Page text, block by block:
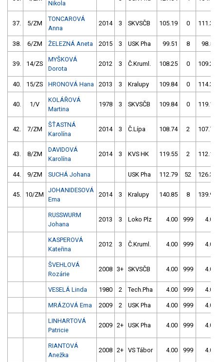
Nikola
37. 5/ZM
TONCAROVÁ
Anna
2014 3 SKVSČB 105.19 0 111.37
38. 6/ZM ŽELEZNÁ Aneta 2015 3 USK Pha 99.51 8 98.58
39. 14/ZS
MYŠKOVÁ
Dorota
2012 3 Č.Kruml. 108.25 0 109.23
40. 15/ZS HRONOVÁ Hana 2013 3 Kralupy 109.84 0 114.36
40. 1/V
KOLÁŘOVÁ
Martina
1978 3 SKVSČB 109.84 0 119.13
42. 7/ZM
ŠŤASTNÁ
Karolína
2014 3 Č.Lípa 108.74 2 107.77
43. 8/ZM
DAVIDOVÁ
Karolína
2014 3 KVS HK 119.55 2 112.19
44. 9/ZM SUCHÁ Johana USK Pha 112.79 52 126.39
45. 10/ZM
JOHANIDESOVÁ
Ema
2014 3 Kralupy 140.85 8 139.96
RUSSWURM
Johana
2013 3 Loko Plz 4.00 999 4.00
KASPEROVÁ
Kateřina
2012 3 Č.Kruml. 4.00 999 4.00
ŠVEHLOVÁ
Rozárie
2008 3+ SKVSČB 4.00 999 4.00
VESELÁ Linda 1980 2 Tech.Pha 4.00 999 4.00
MRÁZOVÁ Ema 2009 2 USK Pha 4.00 999 4.00
LINHARTOVÁ
Patricie
2009 2+ USK Pha 4.00 999 4.00
RIANTOVÁ
Anežka
2008 2+ VS Tábor 4.00 999 4.00